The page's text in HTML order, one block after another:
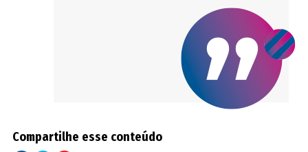
Compartilhe esse conteúdo